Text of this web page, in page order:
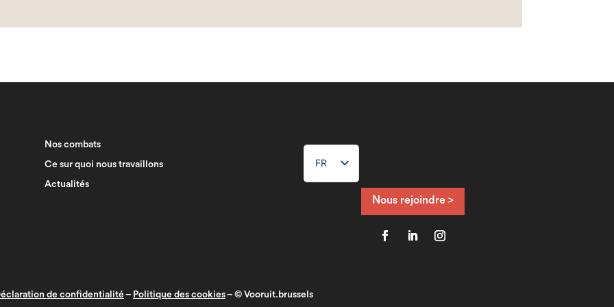
Nos combats
Ce sur quoi nous travaillons
Actualités
FR
NL
Nous rejoindre >
de confidentialité– Politique des cookies– © Vooruit.brussels